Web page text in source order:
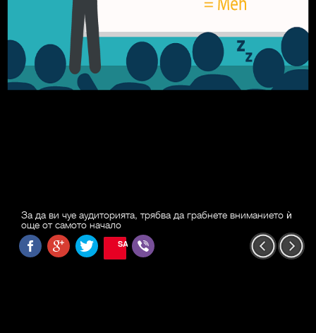
За да ви чуе аудиторията, трябва да грабнете вниманието ѝ
още от самото начало
SAVE